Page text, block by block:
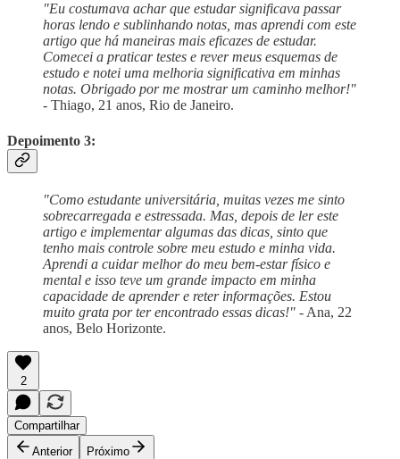
"Eu costumava achar que estudar significava passar
horas lendo e sublinhando notas, mas aprendi com este
artigo que há maneiras mais eficazes de estudar.
Comecei a praticar testes e rever meus esquemas de
estudo e notei uma melhoria significativa em minhas
notas. Obrigado por me mostrar um caminho melhor!"
- Thiago, 21 anos, Rio de Janeiro.
Depoimento 3:
"Como estudante universitária, muitas vezes me sinto
sobrecarregada e estressada. Mas, depois de ler este
artigo e implementar algumas das dicas, sinto que
tenho mais controle sobre meu estudo e minha vida.
Aprendi a cuidar melhor do meu bem-estar físico e
mental e isso teve um grande impacto em minha
capacidade de aprender e reter informações. Estou
muito grata por ter encontrado essas dicas!" - Ana, 22
anos, Belo Horizonte.
2
Compartilhar
Anterior
Próximo